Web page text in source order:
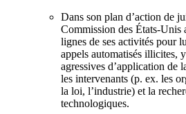
Dans son plan d’action de
Commission des États-Unis
lignes de ses activités pour
appels automatisés illicites,
agressives d’application de
les intervenants (p. ex. les
la loi, l’industrie) et la
technologiques.